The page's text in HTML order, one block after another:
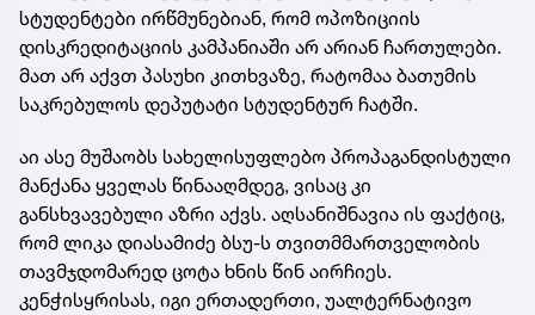
სტუდენტები ირწმუნებიან, რომ ოპოზიციის
დისკრედიტაციის კამპანიაში არ არიან ჩართულები.
მათ არ აქვთ პასუხი კითხვაზე, რატომაა ბათუმის
საკრებულოს დეპუტატი სტუდენტურ ჩატში.
აი ასე მუშაობს სახელისუფლებო პროპაგანდისტული
მანქანა ყველას წინააღმდეგ, ვისაც კი
განსხვავებული აზრი აქვს. აღსანიშნავია ის ფაქტიც,
რომ ლიკა დიასამიძე ბსუ-ს თვითმმართველობის
თავმჯდომარედ ცოტა ხნის წინ აირჩიეს.
კენჭისყრისას, იგი ერთადერთი, უალტერნატივო